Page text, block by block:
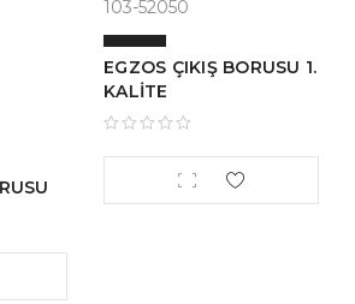
103-52050
EGZOS ÇIKIŞ BORUSU 1.
KALİTE